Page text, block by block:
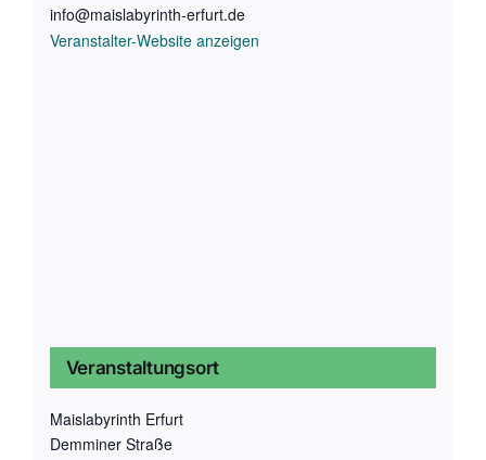
info@maislabyrinth-erfurt.de
Veranstalter-Website anzeigen
Veranstaltungsort
Maislabyrinth Erfurt
Demminer Straße